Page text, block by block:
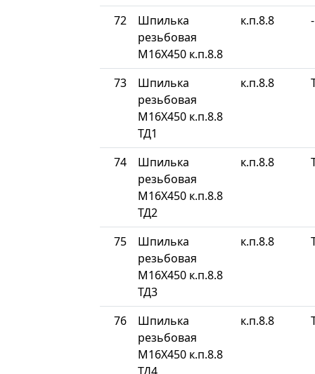
72
Шпилька
резьбовая
М16Х450 к.п.8.8
к.п.8.8 -
73
Шпилька
резьбовая
М16Х450 к.п.8.8
ТД1
к.п.8.8
74
Шпилька
резьбовая
М16Х450 к.п.8.8
ТД2
к.п.8.8
75
Шпилька
резьбовая
М16Х450 к.п.8.8
ТД3
к.п.8.8
76
Шпилька
резьбовая
М16Х450 к.п.8.8
к.п.8.8